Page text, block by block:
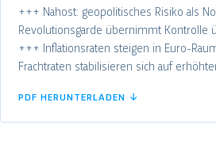
+++ Nahost: geopolitisches Risiko als
Revolutionsgarde übernimmt Kontrolle
+++ Inflationsraten steigen in Euro-
Frachtraten stabilisieren sich auf
PDF HERUNTERLADEN ↓